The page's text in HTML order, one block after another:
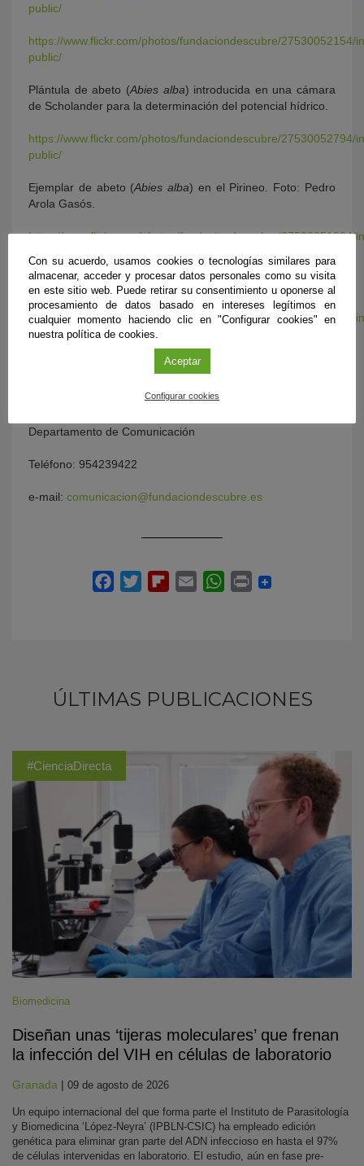
public/
https://www.flickr.com/photos/fundaciondescubre/27530052154/
public/
Plántula de abeto (Abies alba) introducida en una cámara
de Scholander para la determinación del potencial hídrico.
https://www.flickr.com/photos/fundaciondescubre/27530052794/
public/
Ejemplar de abeto (Abies alba) en el Pirineo. Foto: Pedro
Arola Gasós.
https://www.flickr.com/photos/fundaciondescubre/27530051824/
Abetar pirenaico. Foto: Pedro Arola Gasós.
https://www.flickr.com/photos/fundaciondescubre/27530083574/
public/
FUNDACIÓN DESCUBRE
Departamento de Comunicación
Teléfono: 954239422
e-mail: comunicacion@fundaciondescubre.es
ÚLTIMAS PUBLICACIONES
#CienciaDirecta
Biomedicina
Diseñan unas ‘tijeras moleculares’ que frenan
la infección del VIH en células de laboratorio
Granada | 09 de agosto de 2026
Un equipo internacional del que forma parte el Instituto de Parasitología
y Biomedicina ‘López-Neyra’ (IPBLN-CSIC) ha empleado edición
genética para eliminar gran parte del ADN infeccioso en hasta el 97%
de células intervenidas en laboratorio. El estudio, aún en fase pre-
Con su acuerdo, usamos cookies o tecnologías similares para
almacenar, acceder y procesar datos personales como su visita
en este sitio web. Puede retirar su consentimiento u oponerse al
procesamiento de datos basado en intereses legítimos en
cualquier momento haciendo clic en "Configurar cookies" en
nuestra política de cookies.
Aceptar
Configurar cookies